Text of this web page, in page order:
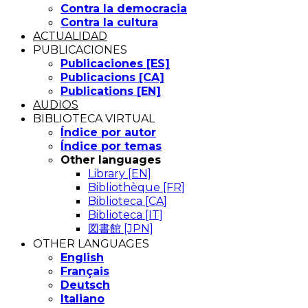
Contra la democracia
Contra la cultura
ACTUALIDAD
PUBLICACIONES
Publicaciones [ES]
Publicacions [CA]
Publications [EN]
AUDIOS
BIBLIOTECA VIRTUAL
Índice por autor
Índice por temas
Other languages
Library [EN]
Bibliothèque [FR]
Biblioteca [CA]
Biblioteca [IT]
図書館 [JPN]
OTHER LANGUAGES
English
Français
Deutsch
Italiano